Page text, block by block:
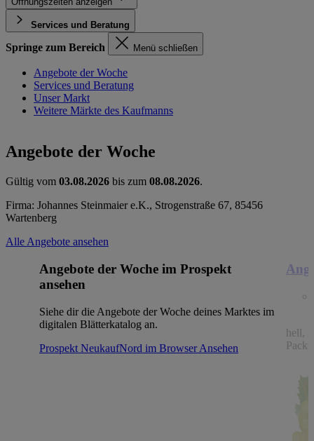
Services und Beratung
Springe zum Bereich Menü schließen
Angebote der Woche
Services und Beratung
Unser Markt
Weitere Märkte des Kaufmanns
Angebote der Woche
Gültig vom 03.08.2026 bis zum 08.08.2026.
Firma: Johannes Steinmaier e.K., Strogenstraße 67, 85456
Wartenberg
Alle Angebote ansehen
Angebote der Woche im Prospekt
ansehen
Siehe dir die Angebote der Woche deines Marktes im
digitalen Blätterkatalog an.
Prospekt NeukaufNord im BrowserAnsehen
hell,